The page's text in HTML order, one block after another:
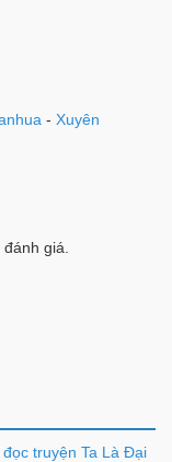
-Xuyên
giá.
đọc truyện Ta Là Đại